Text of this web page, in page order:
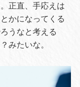
正直、手応えは
かになってくる
うなと考える
みたいな。